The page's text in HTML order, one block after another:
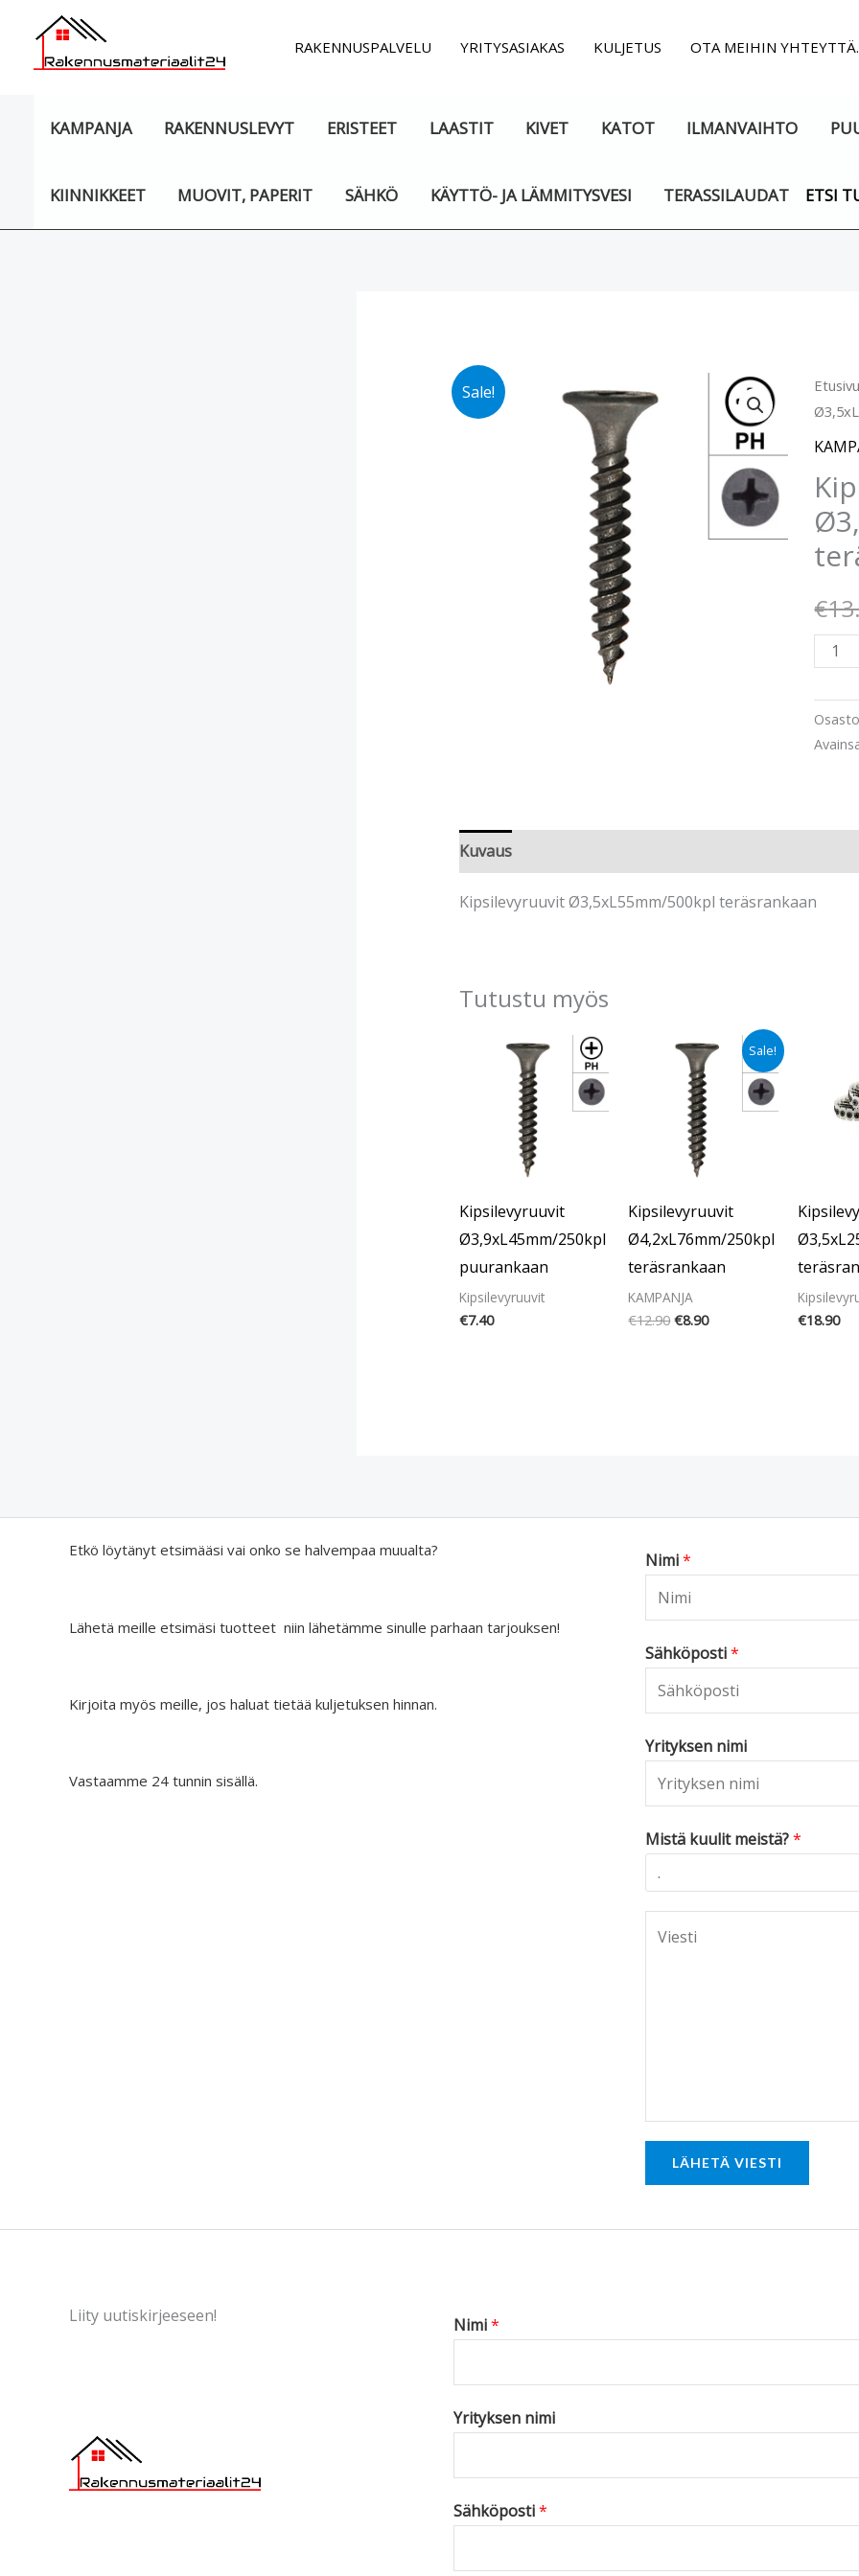
sisältöön
RAKENNUSPALVELU YRITYSASIAKAS KULJETUS OTA MEIHIN YHTEYTTÄ.
KAMPANJA RAKENNUSLEVYT ERISTEET LAASTIT KIVET KATOT ILMANVAIHTO
KIINNIKKEET MUOVIT, PAPERIT SÄHKÖ KÄYTTÖ- JA LÄMMITYSVESI TERASSILAUDAT ETSI
Sale! Etusivu
€
Kuvaus
Kipsilevyruuvit Ø3,5xL55mm/500kpl teräsrankaan
Tutustu myös
Kipsilevyruuvit
Ø3,9xL45mm/250kpl
puurankaan
Kipsilevyruuvit
€7.40
Sale!
Kipsilevyruuvit
Ø4,2xL76mm/250kpl
teräsrankaan
KAMPANJA
€12.90
Alkuperäinen
hinta
oli:
€12.90.
€8.90
Nykyinen
hinta
€18.90
Etkö löytänyt etsimääsi vai onko se halvempaa muualta?
Lähetä meille etsimäsi tuotteet niin lähetämme sinulle parhaan tarjouksen!
Kirjoita myös meille, jos haluat tietää kuljetuksen hinnan.
Vastaamme 24 tunnin sisällä.
Nimi*
Sähköposti*
Yrityksen nimi
Mistä kuulit meistä?*
o
r
s
e
LÄHETÄ VIESTI
Liity uutiskirjeeseen! Nimi*
Yrityksen nimi
Sähköposti*